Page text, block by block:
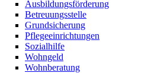
Ausbildungsförderung
Betreuungsstelle
Grundsicherung
Pflegeeinrichtungen
Sozialhilfe
Wohngeld
Wohnberatung